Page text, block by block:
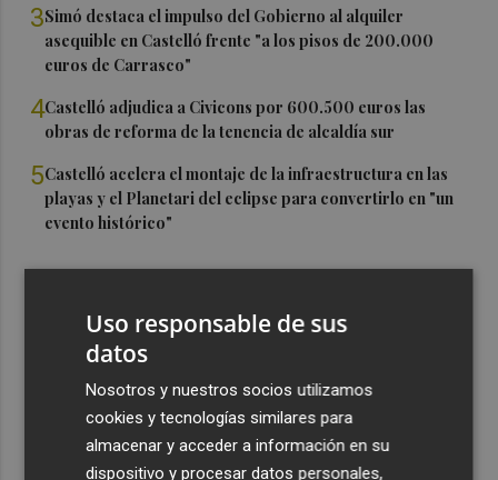
3Simó destaca el impulso del Gobierno al alquiler
asequible en Castelló frente "a los pisos de 200.000
euros de Carrasco"
4Castelló adjudica a Civicons por 600.500 euros las
obras de reforma de la tenencia de alcaldía sur
5Castelló acelera el montaje de la infraestructura en las
playas y el Planetari del eclipse para convertirlo en "un
evento histórico"
Uso responsable de sus
datos
Nosotros y nuestros socios utilizamos
cookies y tecnologías similares para
almacenar y acceder a información en su
dispositivo y procesar datos personales,